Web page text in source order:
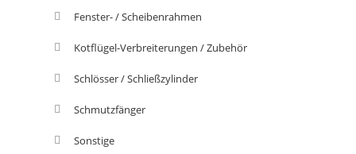
Fenster- / Scheibenrahmen
Kotflügel-Verbreiterungen / Zubehör
Schlösser / Schließzylinder
Schmutzfänger
Sonstige